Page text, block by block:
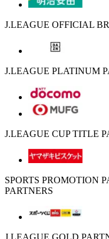
J.LEAGUE OFFICIAL
J.LEAGUE PLATINUM
J.LEAGUE CUP TITLE
SPORTS PROMOTION
PARTNERS